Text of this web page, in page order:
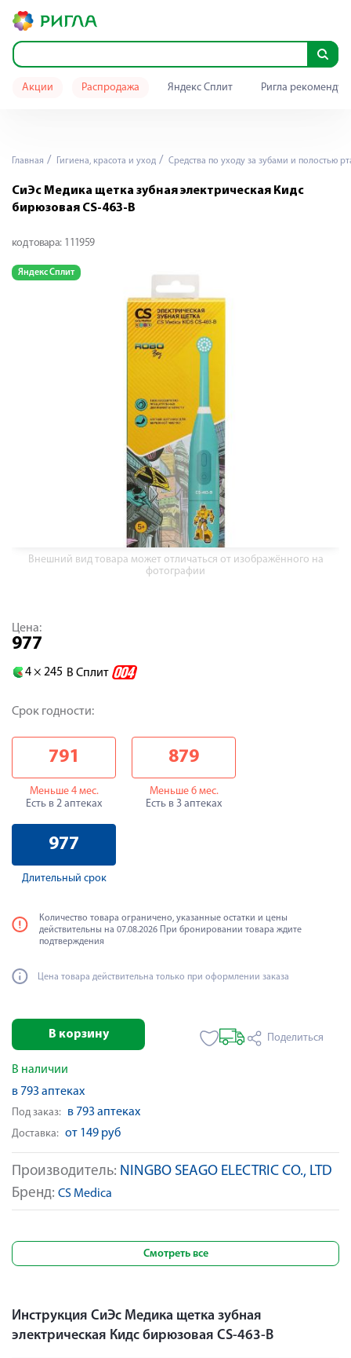
Акции Распродажа Яндекс Сплит Ригла
Главная Гигиена, красота и уход Средства по уходу за зубами и полостью
СиЭс Медика щетка зубная электрическая Кидс
бирюзовая CS-463-B
код товара: 111959
Яндекс Сплит
Внешний вид товара может отличаться от изображённого на
фотографии
Производитель: NINGBO SEAGO ELECTRIC CO., LTD
Бренд: CS Medica
Цена:
977
4 × 245 В Сплит
Срок годности:
791
Меньше 4 мес.
Есть в 2 аптеках
879
Меньше 6 мес.
Есть в 3 аптеках
977
Длительный срок
Количество товара ограничено, указанные остатки и цены
действительны на 07.08.2026 При бронировании товара ждите
подтверждения
Цена товара действительна только при оформлении заказа
В корзину Поделиться
В наличии
в 793 аптеках
Под заказ: в 793 аптеках
Доставка: от 149 руб
Смотреть все
Инструкция СиЭс Медика щетка зубная
электрическая Кидс бирюзовая CS-463-B